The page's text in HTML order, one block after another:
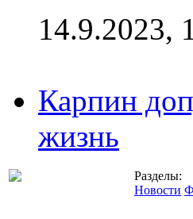
14.9.2023,
Карпин
жизнь
Разделы:
Новости